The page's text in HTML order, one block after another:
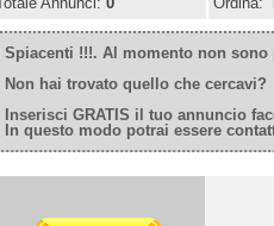
Spiacenti !!!. Al momento non sono
Non hai trovato quello che cercavi?
Inserisci GRATIS il tuo annuncio
In questo modo potrai essere